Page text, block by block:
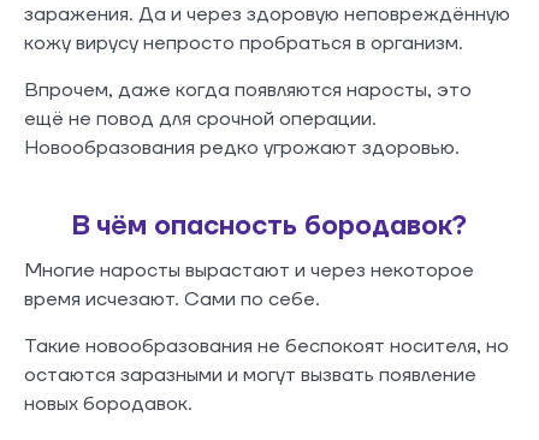
заражения. Да и через здоровую неповреждённую
кожу вирусу непросто пробраться в организм.
Впрочем, даже когда появляются наросты, это
ещё не повод для срочной операции.
Новообразования редко угрожают здоровью.
В чём опасность бородавок?
Многие наросты вырастают и через некоторое
время исчезают. Сами по себе.
Такие новообразования не беспокоят носителя, но
остаются заразными и могут вызвать появление
новых бородавок.